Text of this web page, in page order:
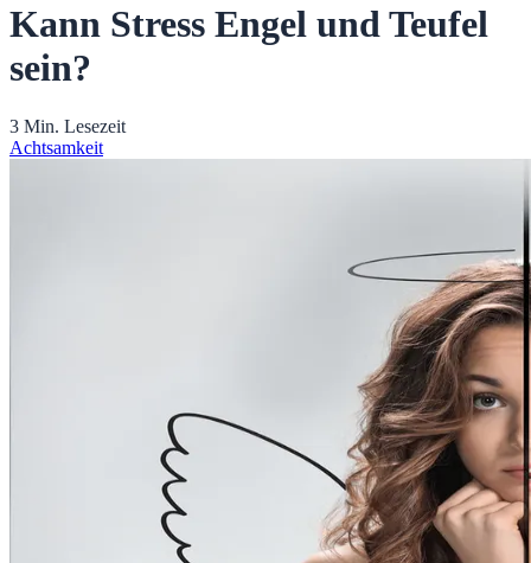
Kann Stress Engel und Teufel
sein?
3 Min. Lesezeit
Achtsamkeit